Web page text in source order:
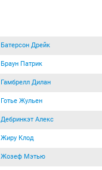
Батерсон Дрейк
Браун Патрик
Гамбрелл Дилан
Готье Жульен
Дебринкэт Алекс
Жиру Клод
Жозеф Мэтью